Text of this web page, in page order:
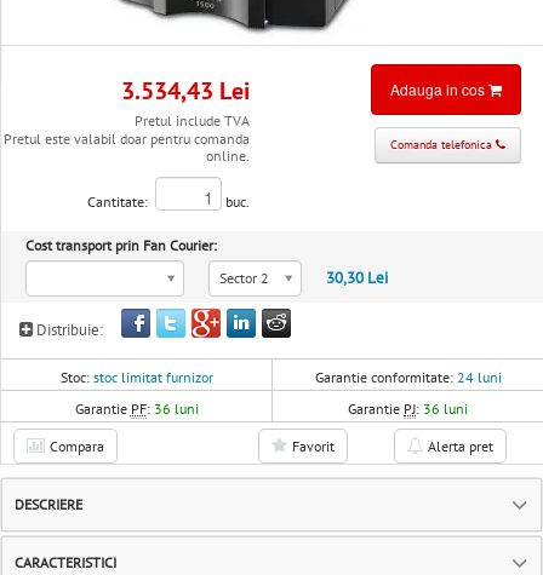
3.534,43 Lei
Pretul include TVA
Pretul este valabil doar pentru comanda
online.
Cantitate: buc.
Adauga in cos
Comanda telefonica
Cost transport prin Fan Courier:
Sector 2
30,30 Lei
Distribuie:
Stoc: stoc limitat furnizor Garantie conformitate: 24 luni
Garantie PF: 36 luni Garantie PJ: 36 luni
Compara Favorit Alerta pret
DESCRIERE
CARACTERISTICI